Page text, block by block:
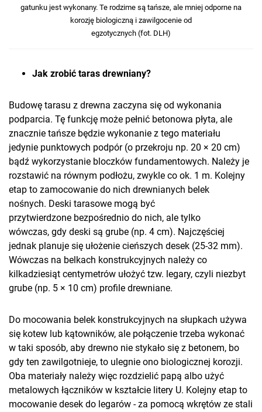
gatunku jest wykonany. Te rodzime są tańsze, ale mniej odporne na
korozję biologiczną i zawilgocenie od
egzotycznych (fot. DLH)
Jak zrobić taras drewniany?
Budowę tarasu z drewna zaczyna się od wykonania
podparcia. Tę funkcję może pełnić betonowa płyta, ale
znacznie tańsze będzie wykonanie z tego materiału
jedynie punktowych podpór (o przekroju np. 20 × 20 cm)
bądź wykorzystanie bloczków fundamentowych. Należy je
rozstawić na równym podłożu, zwykle co ok. 1 m. Kolejny
etap to zamocowanie do nich drewnianych belek
nośnych. Deski tarasowe mogą być
przytwierdzone bezpośrednio do nich, ale tylko
wówczas, gdy deski są grube (np. 4 cm). Najczęściej
jednak planuje się ułożenie cieńszych desek (25-32 mm).
Wówczas na belkach konstrukcyjnych należy co
kilkadziesiąt centymetrów ułożyć tzw. legary, czyli niezbyt
grube (np. 5 × 10 cm) profile drewniane.
Do mocowania belek konstrukcyjnych na słupkach używa
się kotew lub kątowników, ale połączenie trzeba wykonać
w taki sposób, aby drewno nie stykało się z betonem, bo
gdy ten zawilgotnieje, to ulegnie ono biologicznej korozji.
Oba materiały należy więc rozdzielić papą albo użyć
metalowych łączników w kształcie litery U. Kolejny etap to
mocowanie desek do legarów - za pomocą wkrętów ze stali